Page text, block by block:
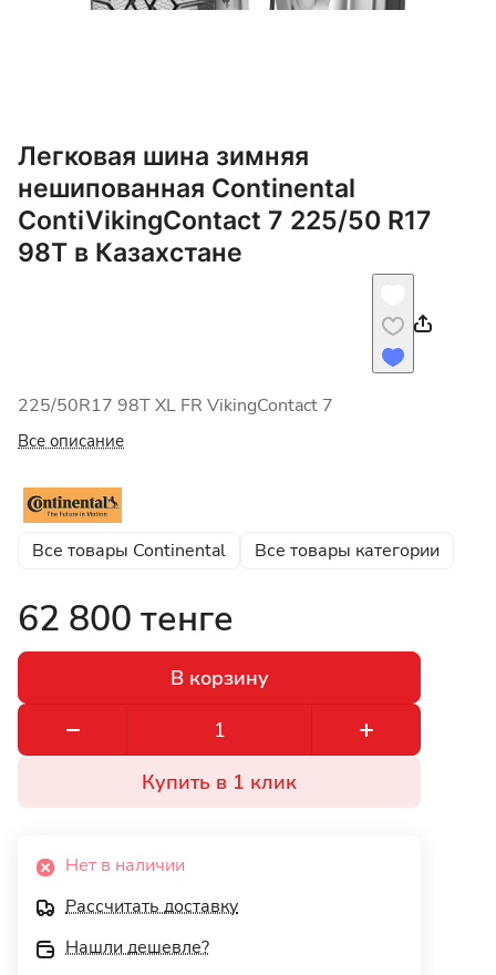
Легковая шина зимняя
нешипованная Continental
ContiVikingContact 7 225/50 R17
98T в Казахстане
225/50R17 98T XL FR VikingContact 7
Все описание
Все товары Continental Все товары категории
62 800 тенге
В корзину
Купить в 1 клик
Нет в наличии
Рассчитать доставку
Нашли дешевле?